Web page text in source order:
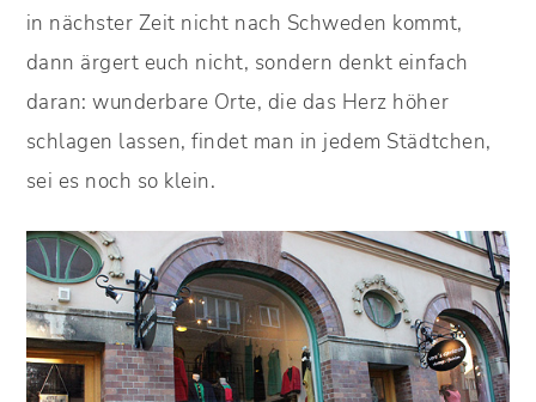
in nächster Zeit nicht nach Schweden kommt,
dann ärgert euch nicht, sondern denkt einfach
daran: wunderbare Orte, die das Herz höher
schlagen lassen, findet man in jedem Städtchen,
sei es noch so klein.